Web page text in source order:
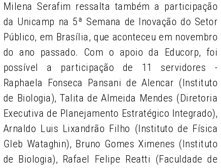
Milena Serafim ressalta também a participação
da Unicamp na 5ª Semana de Inovação do Setor
Público, em Brasília, que aconteceu em novembro
do ano passado. Com o apoio da Educorp, foi
possível a participação de 11 servidores -
Raphaela Fonseca Pansani de Alencar (Instituto
de Biologia), Talita de Almeida Mendes (Diretoria
Executiva de Planejamento Estratégico Integrado),
Arnaldo Luis Lixandrão Filho (Instituto de Física
Gleb Wataghin), Bruno Gomes Ximenes (Instituto
de Biologia), Rafael Felipe Reatti (Faculdade de